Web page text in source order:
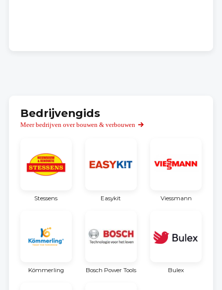
Bedrijvengids
Meer bedrijven over bouwen & verbouwen
Stessens Easykit Viessmann
Kömmerling Bosch Power Tools Bulex